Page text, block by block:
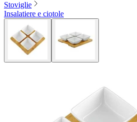
Stoviglie
Insalatiere e ciotole